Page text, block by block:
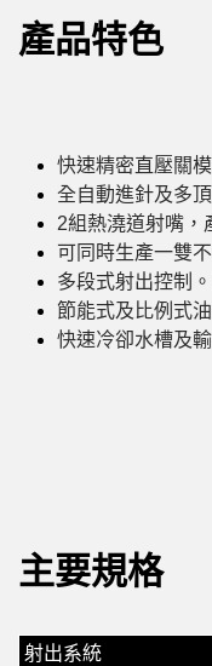
產品特色
快速精密直壓關模
全自動進針及多
2組熱澆道射嘴，
可同時生產一雙
多段式射出控制。
節能式及比例式
快速冷卻水槽及
主要規格
射出系統